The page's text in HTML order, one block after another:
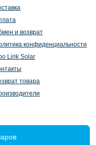
и возврат
конфиденциальности
Lirik Solar
товара